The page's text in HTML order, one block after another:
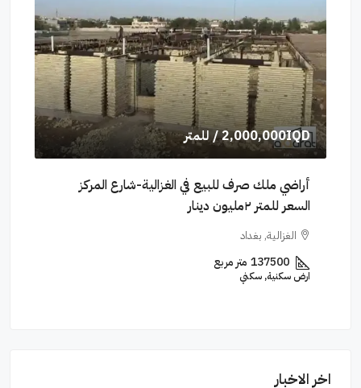
2,000,000IQD/ للمتر
أراضي ملك صرف للبيع في الغزالية-شارع المركز
السعر للمتر ٢مليون دينار
الغزالية, بغداد
137500 متر مربع
ارض سكنية, سكني
اخر الاخبار